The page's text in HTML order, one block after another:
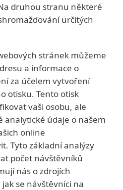
druhou stranu některé
určitých
stránek můžeme
a informace o
za účelem vytvoření
otisku. Tento otisk
vaši osobu, ale
analytické údaje o našem
online
Tyto základní analýzy
počet návštěvníků
nás o zdrojích
se návštěvníci na